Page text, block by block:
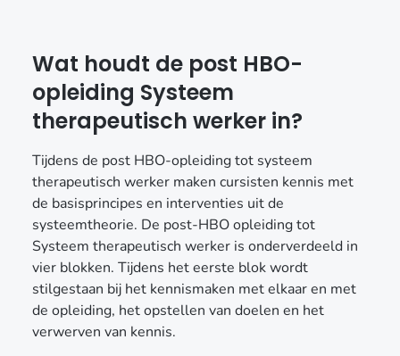
Wat houdt de post HBO-
opleiding Systeem
therapeutisch werker in?
Tijdens de post HBO-opleiding tot systeem
therapeutisch werker maken cursisten kennis met
de basisprincipes en interventies uit de
systeemtheorie. De post-HBO opleiding tot
Systeem therapeutisch werker is onderverdeeld in
vier blokken. Tijdens het eerste blok wordt
stilgestaan bij het kennismaken met elkaar en met
de opleiding, het opstellen van doelen en het
verwerven van kennis.